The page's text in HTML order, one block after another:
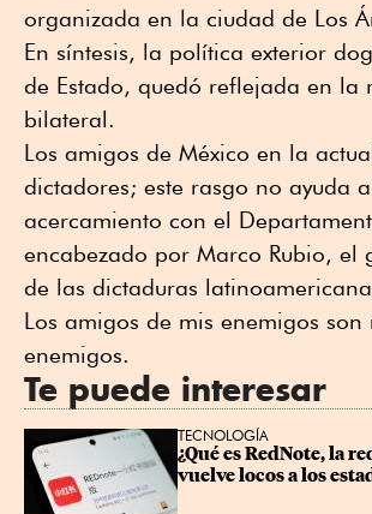
organizada en la ciudad de Los
En síntesis, la política exterior
de Estado, quedó reflejada en la
bilateral.
Los amigos de México en la
dictadores; este rasgo no ayuda
acercamiento con el
encabezado por Marco Rubio, el
de las dictaduras
Los amigos de mis enemigos son
enemigos.
Te puede interesar
TECNOLOGÍA
¿Qué es RedNote, la
vuelve locos a los